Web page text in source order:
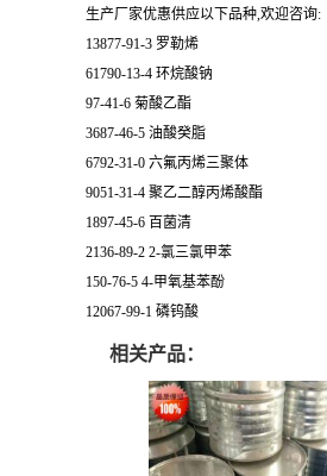
生产厂家优惠供应以下品种,欢迎咨询:
13877-91-3 罗勒烯
61790-13-4 环烷酸钠
97-41-6 菊酸乙酯
3687-46-5 油酸癸脂
6792-31-0 六氟丙烯三聚体
9051-31-4 聚乙二醇丙烯酸酯
1897-45-6 百菌清
2136-89-2 2-氯三氯甲苯
150-76-5 4-甲氧基苯酚
12067-99-1 磷钨酸
相关产品：